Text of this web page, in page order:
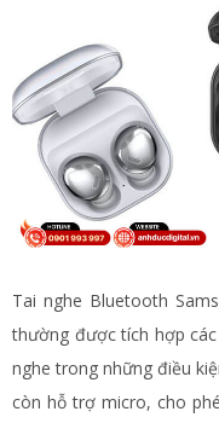
Tai nghe Bluetooth
thường được tích hợp
nghe trong những điều
còn hỗ trợ micro, cho